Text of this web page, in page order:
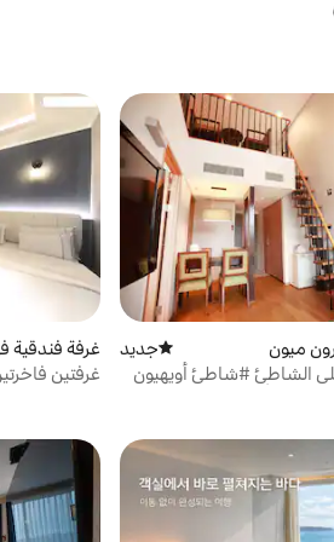
ميون مكان إقامة جديد
جديد
الشاطئ #شاطئ أويهيون
غرفة فندقية
غرفتين